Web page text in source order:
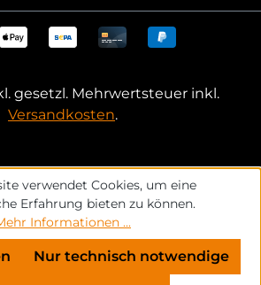
gesetzl. Mehrwertsteuer inkl.
Versandkosten.
verwendet Cookies, um eine
Erfahrung bieten zu können.
Informationen ...
Nur technisch notwendige